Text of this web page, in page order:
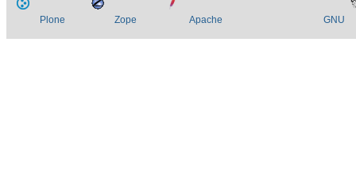
Plone Zope Apache GNU